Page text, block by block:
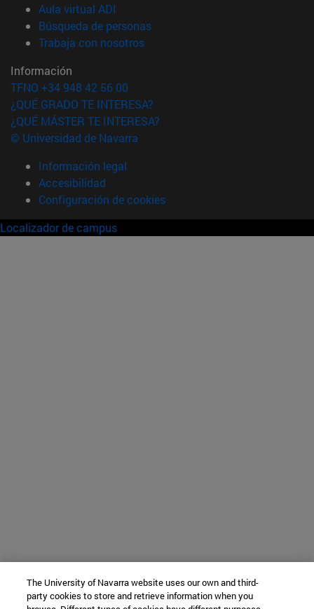
Aula virtual ADI
Búsqueda de personas(abre en nueva ventana)
Trabaja con nosotros(abre en nueva ventana)
Información
TFNO +34 948 42 56 00
¿QUÉ GRADO TE INTERESA?
¿QUÉ MÁSTER TE INTERESA?
© Universidad de Navarra
Información legal
Accesibilidad
Configuración de cookies
Localizador de campus
The University of Navarra website uses our own and third-
party cookies to store and retrieve information when you